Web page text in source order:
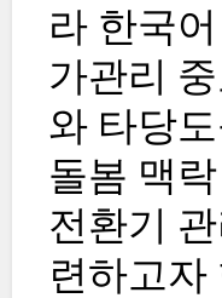
라 한국
가관리
와 타당
돌봄 맥
전환기
련하고자